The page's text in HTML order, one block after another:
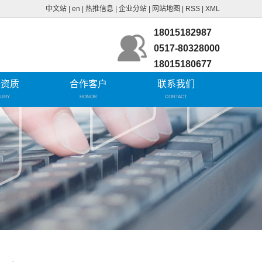
中文站 en 热推信息 企业分站 网站地图 RSS XML
18015182987
0517-80328000
18015180677
质
合作客户
HONOR
联系我们
CONTACT